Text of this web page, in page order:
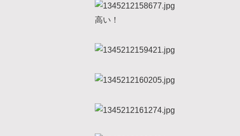
高い！